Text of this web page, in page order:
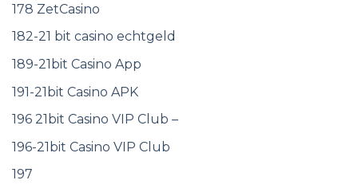
178 ZetCasino
182-21 bit casino echtgeld
189-21bit Casino App
191-21bit Casino APK
196 21bit Casino VIP Club –
196-21bit Casino VIP Club
197